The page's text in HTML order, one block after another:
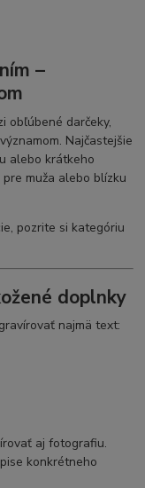
–
obľúbené darčeky,
Najčastejšie
alebo krátkeho
muža alebo blízku
pozrite si kategóriu
doplnky
najmä text:
aj fotografiu.
konkrétneho